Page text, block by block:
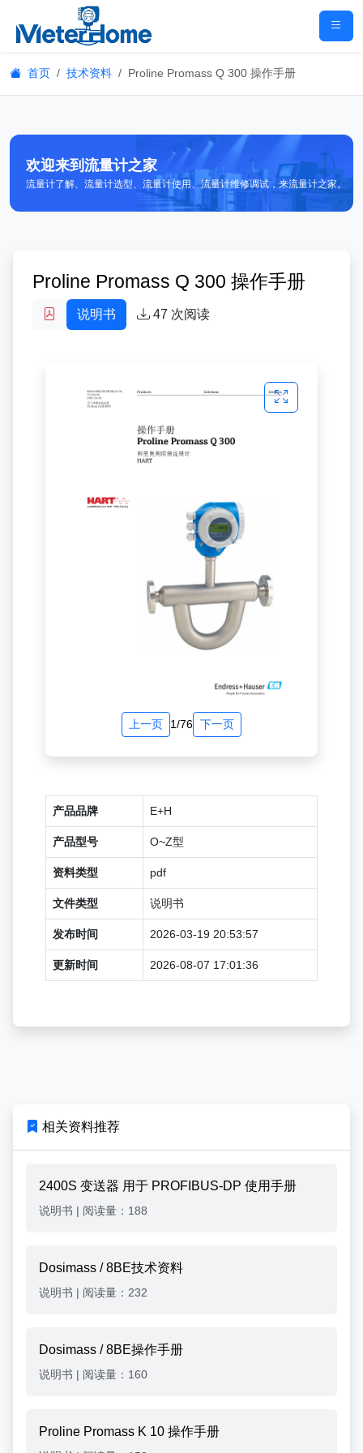
首页 技术资料 Proline Promass Q 300 操作手册
欢迎来到流量计之家
流量计了解、流量计选型、流量计使用、流量计维修调试，来流量计之家。
Proline Promass Q 300 操作手册
说明书 47 次阅读
上一页 1/76 下一页
产品品牌 E+H
产品型号 O~Z型
资料类型 pdf
文件类型 说明书
发布时间 2026-03-19 20:53:57
更新时间 2026-08-07 17:01:36
相关资料推荐
2400S 变送器 用于 PROFIBUS-DP 使用手册
说明书 | 阅读量：188
Dosimass / 8BE技术资料
说明书 | 阅读量：232
Dosimass / 8BE操作手册
说明书 | 阅读量：160
Proline Promass K 10 操作手册